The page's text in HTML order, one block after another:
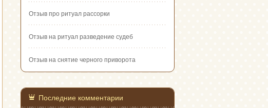
Отзыв про ритуал рассорки
Отзыв на ритуал разведение судеб
Отзыв на снятие черного приворота
Последние комментарии